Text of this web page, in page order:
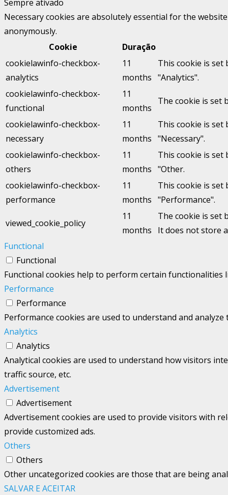
Sempre ativado
Necessary cookies are absolutely essential for the
anonymously.
Cookie
Duração
cookielawinfo-checkbox-
analytics
11
months
This cookie is set
"Analytics".
cookielawinfo-checkbox-
functional
11
months
The cookie is set
cookielawinfo-checkbox-
necessary
11
months
This cookie is set
"Necessary".
cookielawinfo-checkbox-
others
11
months
This cookie is set
"Other.
cookielawinfo-checkbox-
performance
11
months
This cookie is set
"Performance".
viewed_cookie_policy
11
months
The cookie is set
It does not store
Functional
Functional
Functional cookies help to perform certain
Performance
Performance
Performance cookies are used to understand and
Analytics
Analytics
Analytical cookies are used to understand how visitors
traffic source, etc.
Advertisement
Advertisement
Advertisement cookies are used to provide visitors with
provide customized ads.
Others
Others
Other uncategorized cookies are those that are being
SALVAR E ACEITAR